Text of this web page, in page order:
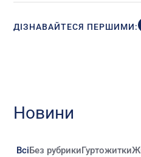
ДІЗНАВАЙТЕСЯ ПЕРШИМИ:
Новини
Всі Без рубрики Гуртожитки